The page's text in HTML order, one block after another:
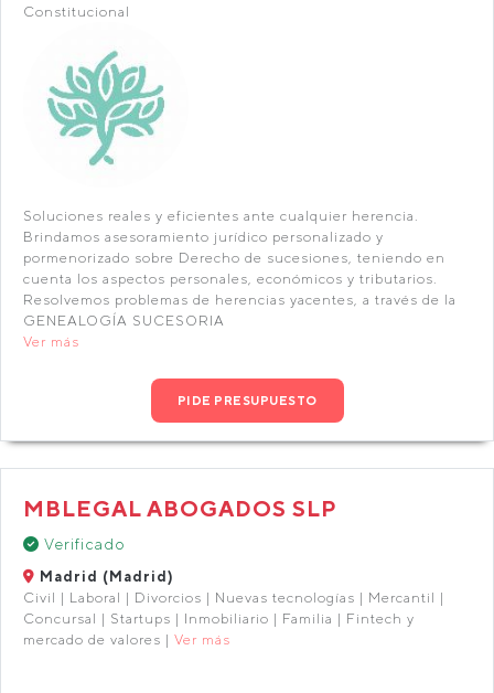
Constitucional
Soluciones reales y eficientes ante cualquier herencia.
Brindamos asesoramiento jurídico personalizado y
pormenorizado sobre Derecho de sucesiones, teniendo en
cuenta los aspectos personales, económicos y tributarios.
Resolvemos problemas de herencias yacentes, a través de la
GENEALOGÍA SUCESORIA
Ver más
PIDE PRESUPUESTO
MBLEGAL ABOGADOS SLP
Verificado
Madrid (Madrid)
Civil | Laboral | Divorcios | Nuevas tecnologías | Mercantil |
Concursal | Startups | Inmobiliario | Familia | Fintech y
mercado de valores | Ver más